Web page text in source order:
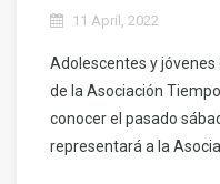
11 April, 2022
Adolescentes y
de la Asociación
conocer el pasado
representará a la